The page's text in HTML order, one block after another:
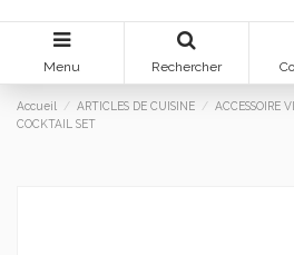
Menu Rechercher
Accueil ARTICLES DE CUISINE
ACCESSOIRE
COCKTAIL SET